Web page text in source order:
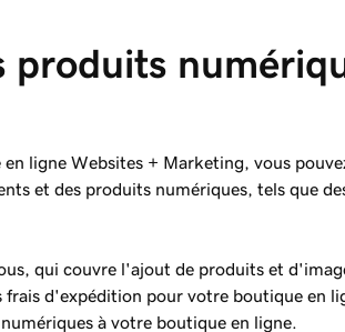
produits
ligne Websites + Marketing, vous
et des produits numériques, tels que
qui couvre l'ajout de produits et
frais d'expédition pour votre boutique en
à votre boutique en ligne.